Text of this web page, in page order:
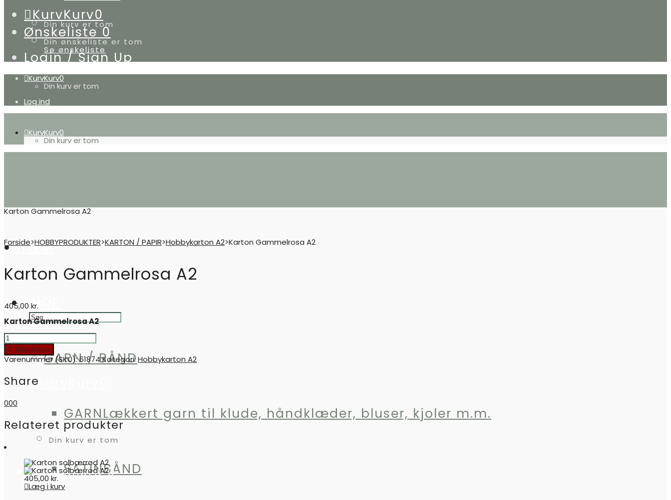
KurvKurv0
Din kurv er tom
Ønskeliste 0
Din ønskeliste er tom
Se ønskeliste
Login / Sign Up
KurvKurv0
Din kurv er tom
Log ind
KurvKurv0
Din kurv er tom
HJEM
SHOP
GARN / BÅND
GARNLækkert garn til klude, håndklæder, bluser, kjoler m.m.
SATINBÅND
Kurv
Din kurv er tom
Ønskeliste 0
Karton Gammelrosa A2
Forside>HOBBYPRODUKTER>KARTON / PAPIR>Hobbykarton A2>Karton Gammelrosa A2
Karton Gammelrosa A2
405,00 kr.
Karton Gammelrosa A2
Karton
Gammelrosa
A2
quantity
Tilføj til kurv
Varenummer (SKU):61874 Kategori:Hobbykarton A2
Share
000
Relateret produkter
405,00kr.
Læg i kurv